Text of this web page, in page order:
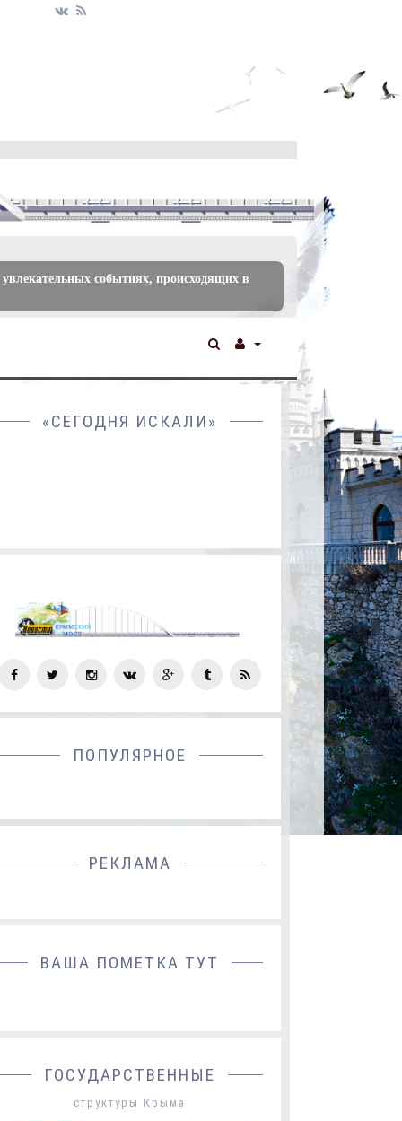
событиях, происходящих в
«СЕГОДНЯ ИСКАЛИ»
СОЦ
СЕТИ
ПОПУЛЯРНОЕ
РЕКЛАМА
ВАША ПОМЕТКА ТУТ
ГОСУДАРСТВЕННЫЕ
структуры Крыма